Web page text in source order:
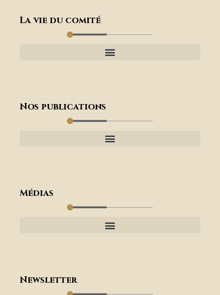
La vie du comité
Nos publications
Médias
Newsletter